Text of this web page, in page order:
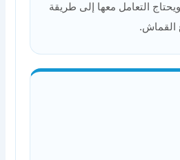
التعامل معها إلى طريقة
القماش.